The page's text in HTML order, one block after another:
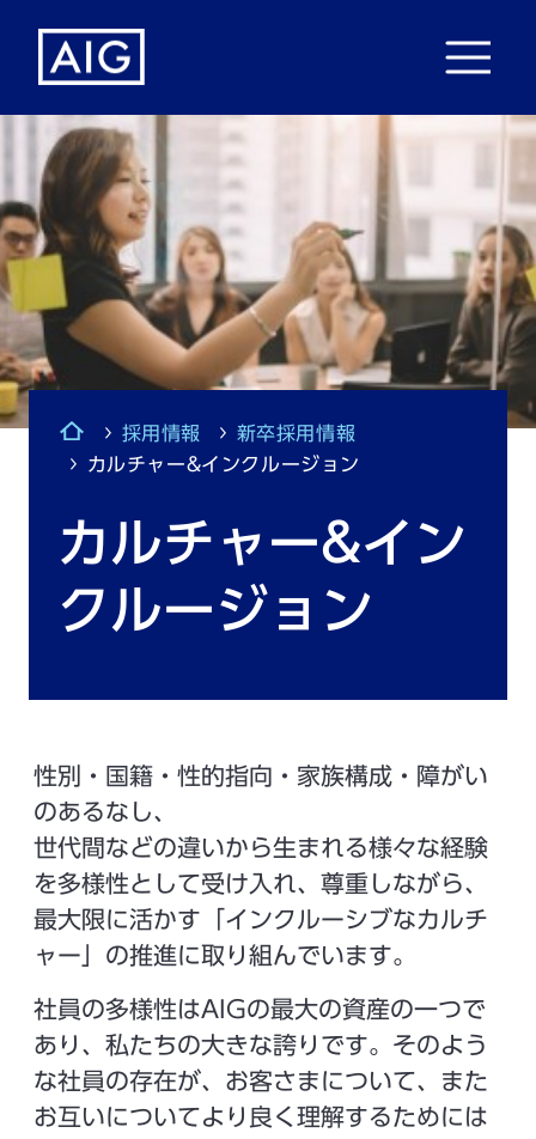
採用情報
新卒採用情報
カルチャー&インクルージョン
カルチャー&イン
クルージョン
性別・国籍・性的指向・家族構成・障がい
のあるなし、
世代間などの違いから生まれる様々な経験
を多様性として受け入れ、尊重しながら、
最大限に活かす「インクルーシブなカルチ
ャー」の推進に取り組んでいます。
社員の多様性はAIGの最大の資産の一つで
あり、私たちの大きな誇りです。そのよう
な社員の存在が、お客さまについて、また
お互いについてより良く理解するためには